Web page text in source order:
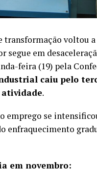
voltou a
segue em
feira (19) pela
caiu pelo
atividade.
emprego se
enfraquecimento
em novembro: